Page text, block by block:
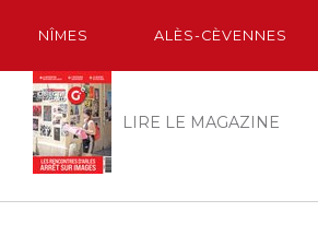
NÎMES ALÈS-CÈVENNES
LIRE LE MAGAZINE